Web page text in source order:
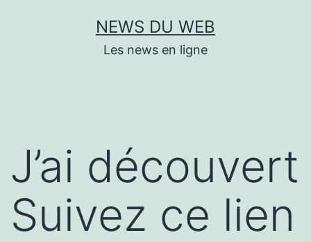
NEWS DU WEB
Les news en ligne
J’ai découvert
Suivez ce lien